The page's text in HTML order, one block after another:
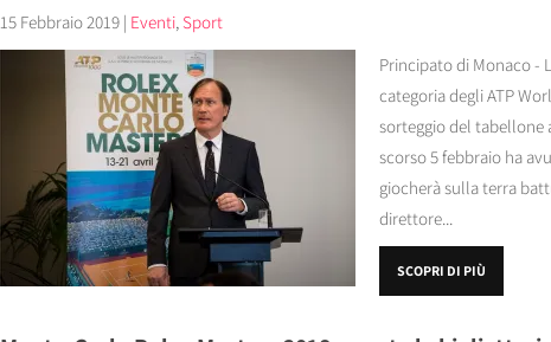
15 Febbraio 2019 | Eventi, Sport
Principato di Monaco -
categoria degli ATP
sorteggio del tabellone
scorso 5 febbraio ha
giocherà sulla terra
direttore...
SCOPRI DI PIÙ